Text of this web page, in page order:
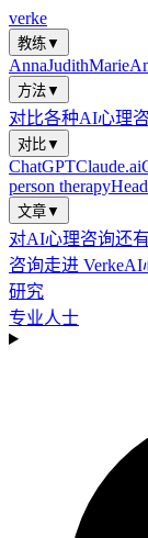
verke
教练▼
AnnaJudithMarie
方法▼
对比各种AI心理
对比▼
ChatGPTClaude.ai
person therapy
文章▼
对AI心理咨询还有
咨询走进 VerkeAI
研究
专业人士